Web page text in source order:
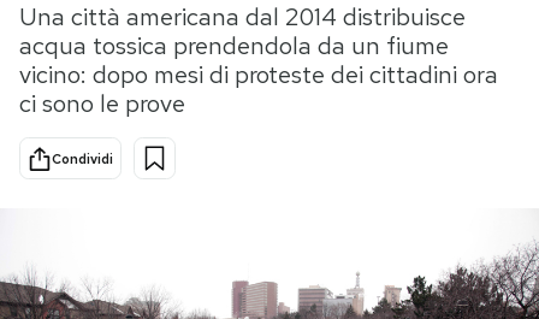
Tecnologia
Internet
Scienza
Cultura
Economia
Storie/Idee
Ok Boomer!
Media
PODCAST
Una città americana dal 2014 distribuisce
acqua tossica prendendola da un fiume
vicino: dopo mesi di proteste dei cittadini ora
ci sono le prove
Condividi